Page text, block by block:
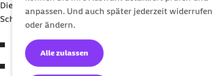
anpassen. Und auch später jederzeit widerrufen
oder ändern.
Alle zulassen
Diese Frauen haben ein erhöhtes Risiko für
Schwangerschaftsdiabetes:
Frauen mit Übergewicht
Frauen mit Diabetes in der engeren Familie